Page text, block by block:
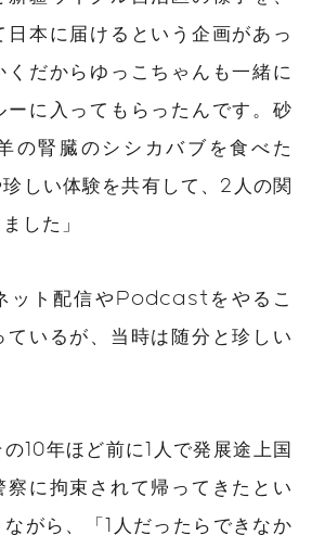
日本に届けるという企画があっ
くだからゆっこちゃんも一緒に
ーに入ってもらったんです。砂
の腎臓のシシカバブを食べた
しい体験を共有して、2人の関
した」
ット配信やPodcastをやるこ
ているが、当時は随分と珍しい
10年ほど前に1人で発展途上国
察に拘束されて帰ってきたとい
がら、「1人だったらできなか